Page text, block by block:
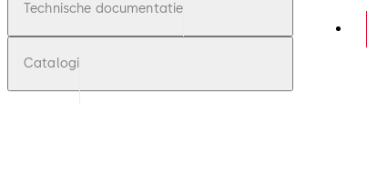
Technische documentatie
Catalogi